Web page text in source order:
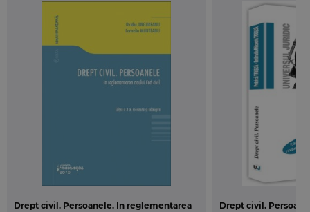
Drept civil. Persoanele. In reglementarea
Drept civil.